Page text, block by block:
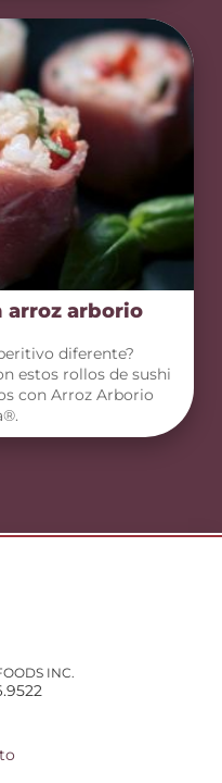
arroz arborio
diferente?
estos rollos de sushi
con Arroz Arborio
INC.